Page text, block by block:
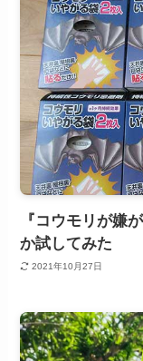
『コウモリが嫌
か試してみた
2021年10月27日